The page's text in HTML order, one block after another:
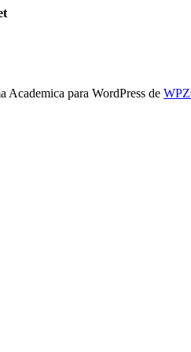
Academica para WordPress de